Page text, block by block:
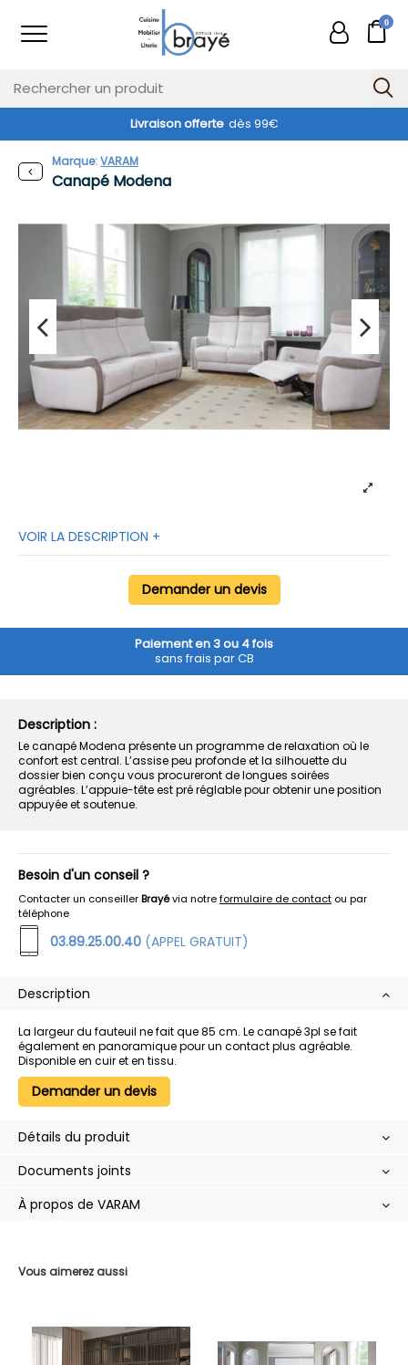
0
Livraison offerte dès 99€
Canapé Modena
Marque:VARAM
VOIR LA DESCRIPTION +
Demander un devis
Paiement en 3 ou 4 fois
sans frais par CB
Description :
Le canapé Modena présente un programme de relaxation où le
confort est central. L’assise peu profonde et la silhouette du
dossier bien conçu vous procureront de longues soirées
agréables. L’appuie-tête est pré réglable pour obtenir une position
appuyée et soutenue.
Besoin d'un conseil ?
Contacter un conseillerBrayévia notreformulaire de contact ou par
téléphone
03.89.25.00.40 (APPEL GRATUIT)
Vous aimerez aussi
Description
La largeur du fauteuil ne fait que 85 cm. Le canapé 3pl se fait
également en panoramique pour un contact plus agréable.
Disponible en cuir et en tissu.
Demander un devis
Détails du produit
Documents joints
À propos de VARAM